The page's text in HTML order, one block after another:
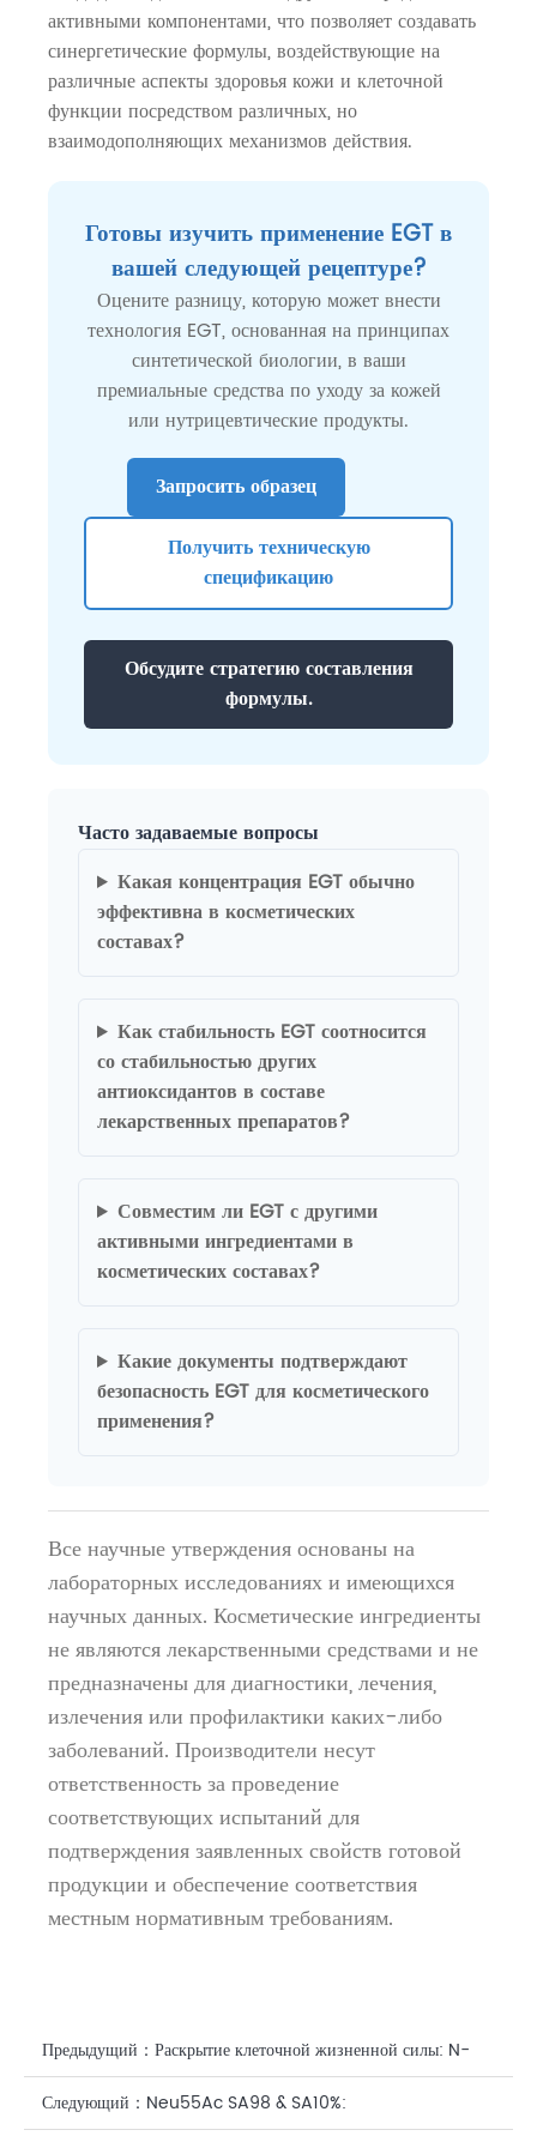
активными компонентами, что позволяет создавать
синергетические формулы, воздействующие на
различные аспекты здоровья кожи и клеточной
функции посредством различных, но
взаимодополняющих механизмов действия.
Готовы изучить применение EGT в
вашей следующей рецептуре?
Оцените разницу, которую может внести
технология EGT, основанная на принципах
синтетической биологии, в ваши
премиальные средства по уходу за кожей
или нутрицевтические продукты.
Запросить образец
Получить техническую
спецификацию
Обсудите стратегию составления
формулы.
Часто задаваемые вопросы
Какая концентрация EGT обычно
эффективна в косметических
составах?
Как стабильность EGT соотносится
со стабильностью других
антиоксидантов в составе
лекарственных препаратов?
Совместим ли EGT с другими
активными ингредиентами в
косметических составах?
Какие документы подтверждают
безопасность EGT для косметического
применения?
Все научные утверждения основаны на
лабораторных исследованиях и имеющихся
научных данных. Косметические ингредиенты
не являются лекарственными средствами и не
предназначены для диагностики, лечения,
излечения или профилактики каких-либо
заболеваний. Производители несут
ответственность за проведение
соответствующих испытаний для
подтверждения заявленных свойств готовой
продукции и обеспечение соответствия
местным нормативным требованиям.
Предыдущий： Раскрытие клеточной жизненной силы: N-
ацетилнейраминовая кислота (сиаловая кислота) в
Следующий： Neu55Ac SA98 & SA10%: